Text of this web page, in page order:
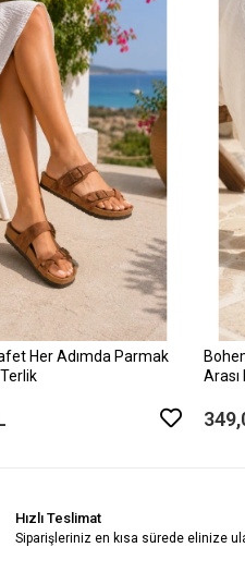
Her Adımda Parmak
Terlik
Arası
Hızlı Teslimat
Siparişleriniz en kısa sürede elinize